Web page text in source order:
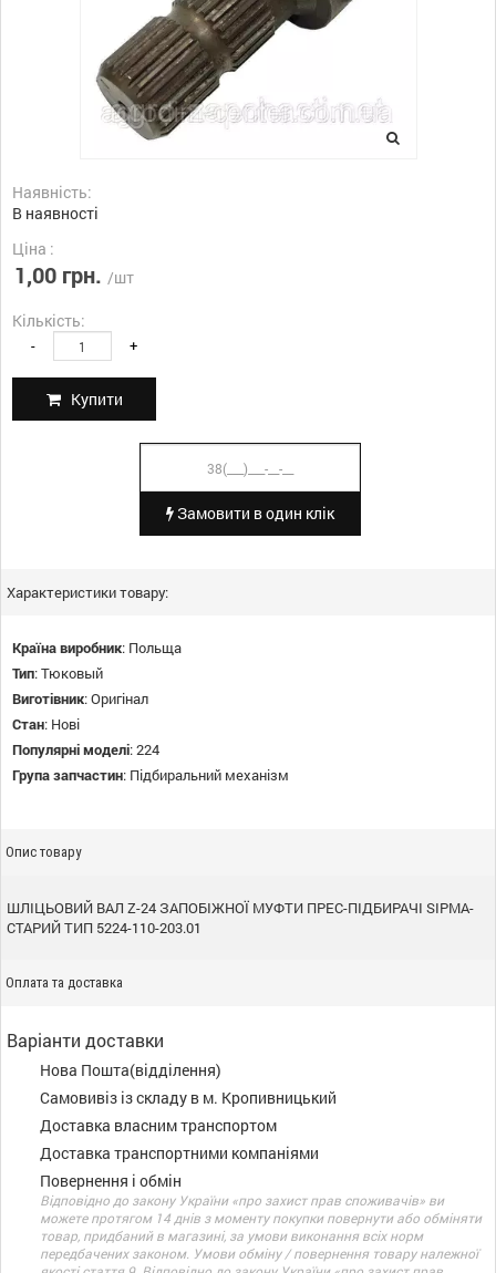
Наявність:
В наявності
Ціна :
1,00 грн. /шт
Кількість:
- +
Купити
Замовити в один клік
Характеристики товару:
Країна виробник: Польща
Тип:Тюковый
Виготівник:Оригінал
Стан: Нові
Популярні моделі:224
Група запчастин: Підбиральний механізм
Опис товару
ШЛІЦЬОВИЙ ВАЛ Z-24 ЗАПОБІЖНОЇ МУФТИ ПРЕС-ПІДБИРАЧІ SIPMA-
СТАРИЙ ТИП 5224-110-203.01
Оплата та доставка
Варіанти доставки
Нова Пошта(відділення)
Самовивіз із складу в м. Кропивницький
Доставка власним транспортом
Доставка транспортними компаніями
Повернення і обмін
Відповідно до закону України «про захист прав споживачів» ви
можете протягом 14 днів з моменту покупки повернути або обміняти
товар, придбаний в магазині, за умови виконання всіх норм
передбачених законом. Умови обміну / повернення товару належної